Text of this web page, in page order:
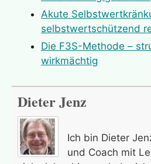
Friedrich der Grosse
Frisch, Max
Fromm, Erich
Galilei, Galileo
Gide, Andre
Gleim, Johann
Goethe, Johann
Goldman, Emma
Vertrauen
Wertschätzung,
wertschätzen
Ziel, Ziele
Akute
selbstwertschützend
Die F3S-Methode –
wirkmächtig
Dieter Jenz
Ich bin Dieter
und Coach mit